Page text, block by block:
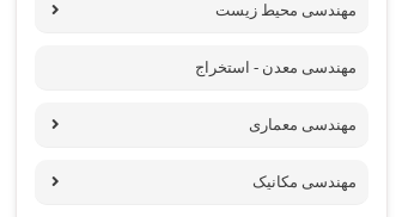
مهندسی محیط زیست
مهندسی معدن - استخراج
مهندسی معماری
مهندسی مکانیک